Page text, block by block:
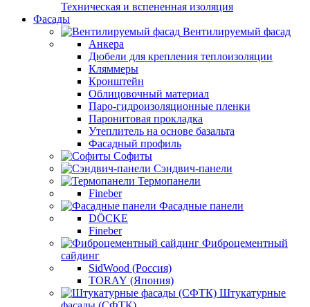
Техническая и вспененная изоляция
Фасады
Вентилируемый фасад
Анкера
Дюбели для крепления теплоизоляции
Кляммеры
Кронштейн
Облицовочный материал
Паро-гидроизоляционные пленки
Паронитовая прокладка
Утеплитель на основе базальта
Фасадный профиль
Софиты
Сэндвич-панели
Термопанели
Fineber
Фасадные панели
DÖCKE
Fineber
Фиброцементный
сайдинг
SidWood (Россия)
TORAY (Япония)
Штукатурные